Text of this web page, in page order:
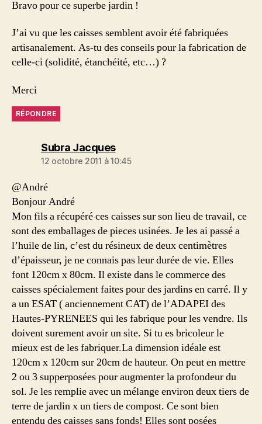
Bravo pour ce superbe jardin !
J’ai vu que les caisses semblent avoir été fabriquées
artisanalement. As-tu des conseils pour la fabrication de
celle-ci (solidité, étanchéité, etc…) ?
Merci
RÉPONDRE
Subra Jacquesdit :
12 octobre 2011 à 10:45
@André
Bonjour André
Mon fils a récupéré ces caisses sur son lieu de travail, ce
sont des emballages de pieces usinées. Je les ai passé a
l’huile de lin, c’est du résineux de deux centimètres
d’épaisseur, je ne connais pas leur durée de vie. Elles
font 120cm x 80cm. Il existe dans le commerce des
caisses spécialement faites pour des jardins en carré. Il y
a un ESAT ( anciennement CAT) de l’ADAPEI des
Hautes-PYRENEES qui les fabrique pour les vendre. Ils
doivent surement avoir un site. Si tu es bricoleur le
mieux est de les fabriquer.La dimension idéale est
120cm x 120cm sur 20cm de hauteur. On peut en mettre
2 ou 3 supperposées pour augmenter la profondeur du
sol. Je les remplie avec un mélange environ deux tiers de
terre de jardin x un tiers de compost. Ce sont bien
entendu des caisses sans fonds! Elles sont posées